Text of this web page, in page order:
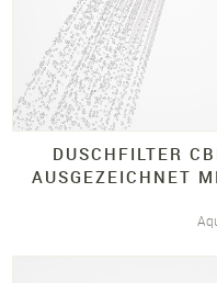
DUSCHFILTER
AUSGEZEICHNET